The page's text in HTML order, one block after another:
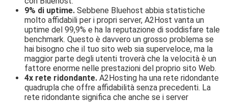
9% di uptime. Sebbene Bluehost abbia statistiche
molto affidabili per i propri server, A2Host vanta un
uptime del 99,9% e ha la reputazione di soddisfare tale
benchmark. Questo è davvero un grosso problema se
hai bisogno che il tuo sito web sia superveloce, ma la
maggior parte degli utenti troverà che la velocità è un
fattore enorme nelle prestazioni del proprio sito Web.
4x rete ridondante. A2Hosting ha una rete ridondante
quadrupla che offre affidabilità senza precedenti. La
rete ridondante significa che anche se i server